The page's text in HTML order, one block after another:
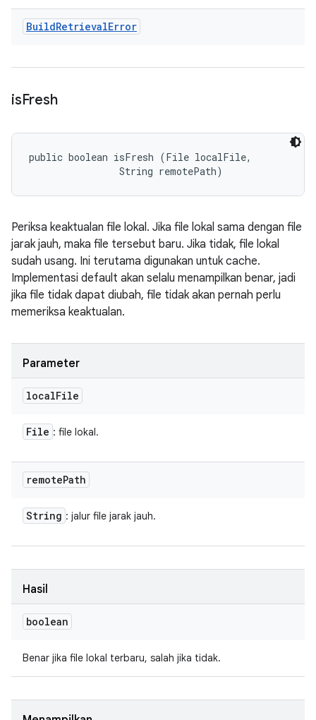
BuildRetrievalError
isFresh
public boolean isFresh (File localFile,
                String remotePath)
Periksa keaktualan file lokal. Jika file lokal sama dengan file
jarak jauh, maka file tersebut baru. Jika tidak, file lokal
sudah usang. Ini terutama digunakan untuk cache.
Implementasi default akan selalu menampilkan benar, jadi
jika file tidak dapat diubah, file tidak akan pernah perlu
memeriksa keaktualan.
Parameter
localFile
File : file lokal.
remotePath
String : jalur file jarak jauh.
Hasil
boolean
Benar jika file lokal terbaru, salah jika tidak.